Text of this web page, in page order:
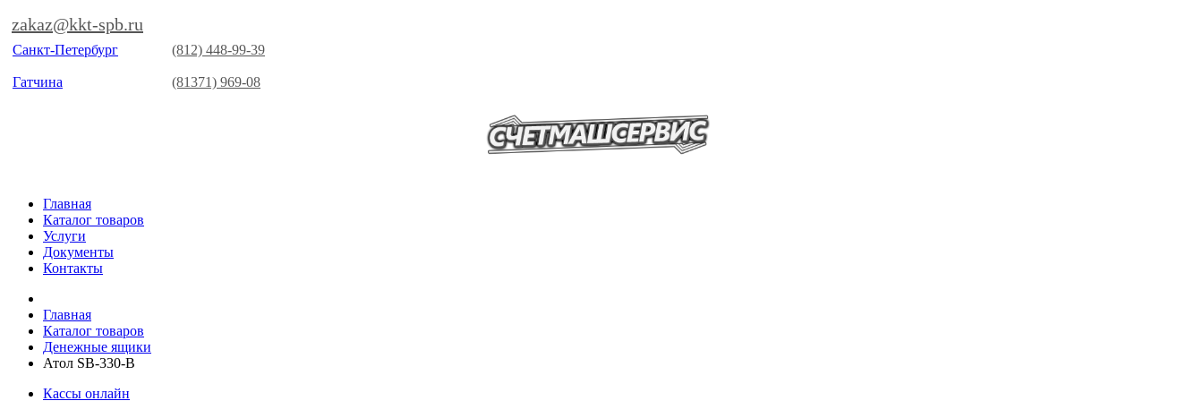
zakaz@kkt-spb.ru
Санкт-Петербург (812) 448-99-39
Гатчина (81371) 969-08
Главная
Каталог товаров
Услуги
Документы
Контакты
Главная
Каталог товаров
Денежные ящики
Атол SB-330-B
Кассы онлайн